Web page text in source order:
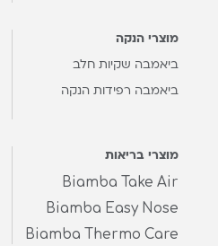
מוצרי הנקה
ביאמבה שקיות חלב
ביאמבה רפידות הנקה
מוצרי בריאות
Biamba Take Air
Biamba Easy Nose
Biamba Thermo Care